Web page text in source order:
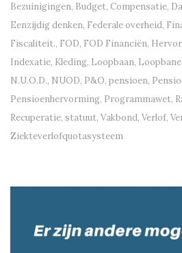
Bezuinigingen, Budget, Compensatie,
Eenzijdig denken, Federale overheid,
Fiscaliteit., FOD, FOD Financiën,
Indexatie, Kleding, Loopbaan,
N.U.O.D., NUOD, P&O, pensioen,
Pensioenhervorming, Programmawet,
Recuperatie, statuut, Vakbond, Verlof,
Ziekteverlofquotasysteem